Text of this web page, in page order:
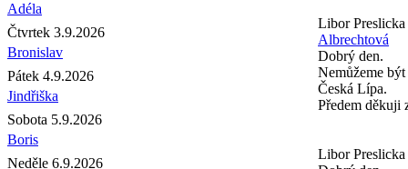
Adéla
Čtvrtek 3.9.2026
Bronislav
Pátek 4.9.2026
Jindřiška
Sobota 5.9.2026
Boris
Neděle 6.9.2026
Libor Preslicka
Albrechtová
Dobrý den.
Nemůžeme
Česká Lípa.
Předem děkuji
Libor Preslicka